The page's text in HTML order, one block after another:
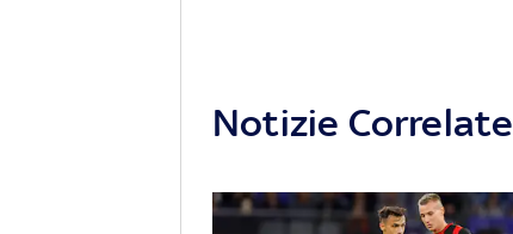
Notizie Correlate